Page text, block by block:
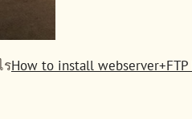
รHow to install webserver+FTP